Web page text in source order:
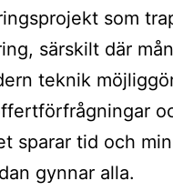
som
särskilt där
teknik
sparar tid och
gynnar alla.